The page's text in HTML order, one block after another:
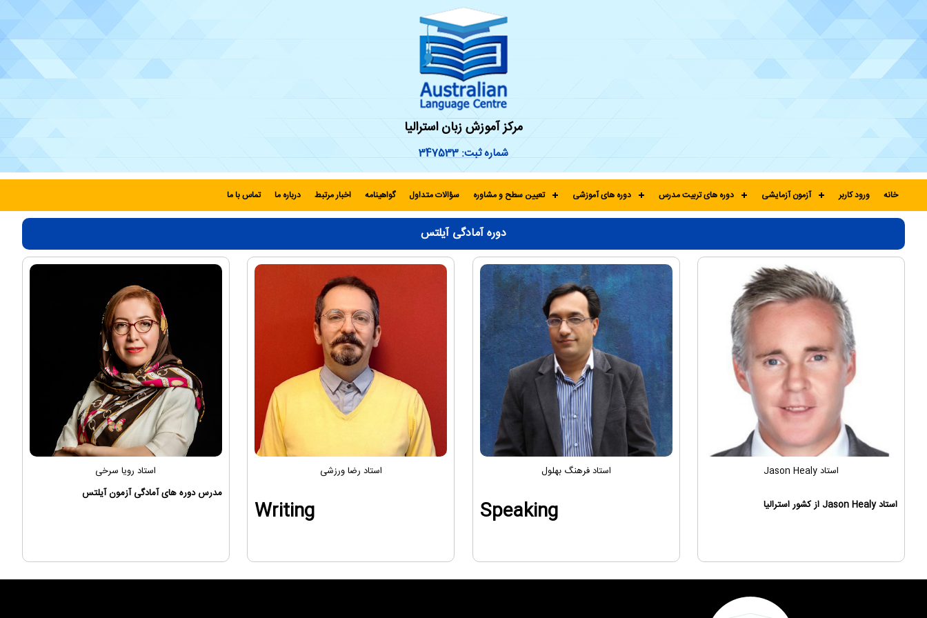
مرکز آموزش زبان استرالیا
شماره ثبت: 347533
خانه ورود کاربر آزمون آزمایشی دوره های تربیت مدرس دوره های آموزشی تعیین سطح و مشاوره سؤالات متداول گواهینامه اخبار مرتبط درباره ما تماس با ما
دوره آمادگی آیلتس
استاد Jason Healy
استاد Jason Healy از کشور استرالیا
مدرس دوره های تخصصی
استاد فرهنگ بهلول
Speaking
استاد رضا ورزشی
Writing
استاد رویا سرخی
مدرس دوره های آمادگی آزمون آیلتس